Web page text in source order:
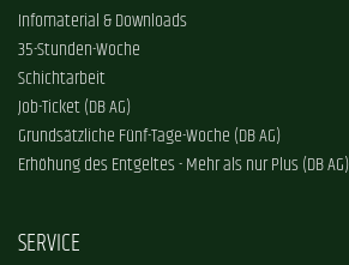
Infomaterial & Downloads
35-Stunden-Woche
Schichtarbeit
Job-Ticket (DB AG)
Grundsätzliche Fünf-Tage-Woche (DB AG)
Erhöhung des Entgeltes - Mehr als nur Plus (DB AG)
SERVICE